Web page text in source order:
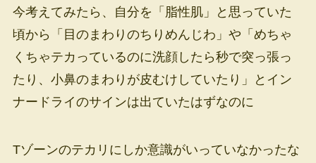
今考えてみたら、自分を「脂性肌」と思っていた
頃から「目のまわりのちりめんじわ」や「めちゃ
くちゃテカっているのに洗顔したら秒で突っ張っ
たり、小鼻のまわりが皮むけしていたり」とイン
ナードライのサインは出ていたはずなのに
Tゾーンのテカリにしか意識がいっていなかったな